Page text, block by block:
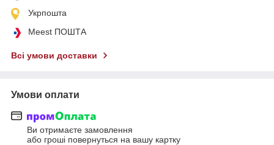
Укрпошта
Meest ПОШТА
Всі умови доставки
Умови оплати
Ви отримаєте замовлення
або гроші повернуться на вашу картку